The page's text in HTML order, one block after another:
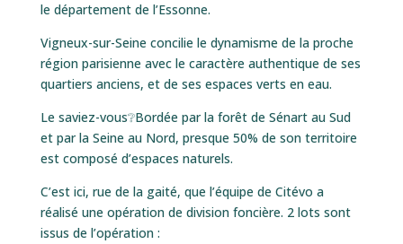
le département de l’Essonne.
Vigneux-sur-Seine concilie le dynamisme de la proche
région parisienne avec le caractère authentique de ses
quartiers anciens, et de ses espaces verts en eau.
Le saviez-vous❔Bordée par la forêt de Sénart au Sud
et par la Seine au Nord, presque 50% de son territoire
est composé d’espaces naturels.
C’est ici, rue de la gaité, que l’équipe de Citévo a
réalisé une opération de division foncière. 2 lots sont
issus de l’opération :